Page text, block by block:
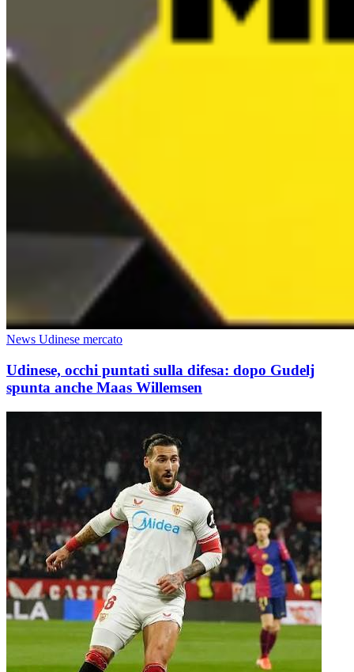
News Udinese mercato
Udinese, occhi puntati sulla difesa: dopo Gudelj
spunta anche Maas Willemsen